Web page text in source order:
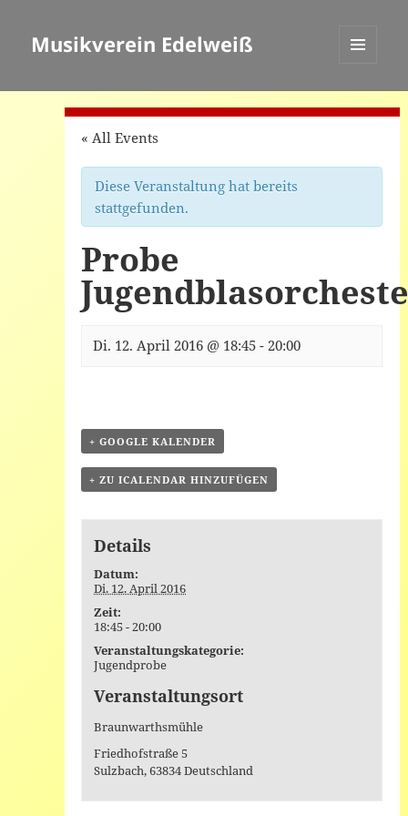
Musikverein Edelweiß
« All Events
Diese Veranstaltung hat bereits
stattgefunden.
Probe
Di. 12. April 2016 @ 18:45 -20:00
+ GOOGLE KALENDER
+ ZU ICALENDAR HINZUFÜGEN
Details
Datum:
Di. 12. April 2016
Zeit:
18:45 - 20:00
Veranstaltungskategorie:
Jugendprobe
Veranstaltungsort
Braunwarthsmühle
Friedhofstraße 5
Sulzbach,63834Deutschland